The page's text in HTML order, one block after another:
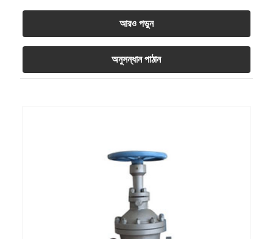
আরও পড়ুন
অনুসন্ধান পাঠান